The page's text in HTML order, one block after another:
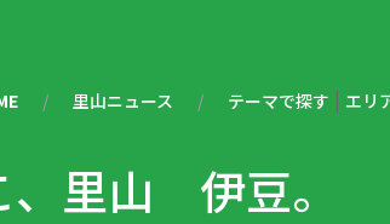
里山ニュース テーマで探す | エリ
、里山 伊豆。